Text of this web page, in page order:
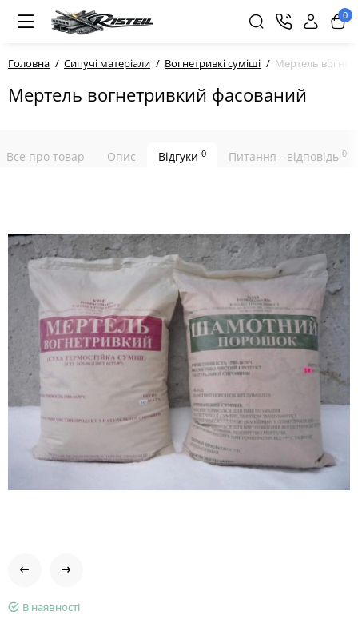
0
Головна Сипучі матеріали Вогнетривкі суміші Мертель
Мертель вогнетривкий фасований
Все про товар Опис Відгуки 0 Питання - відповідь 0
В наявності